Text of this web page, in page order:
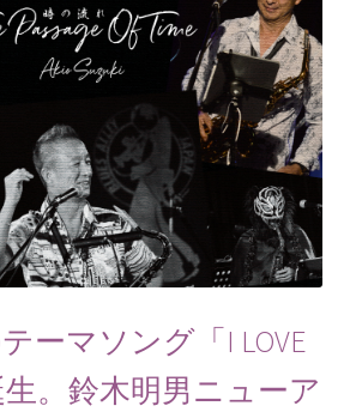
ーマソング「I LOVE
生。鈴木明男ニューア